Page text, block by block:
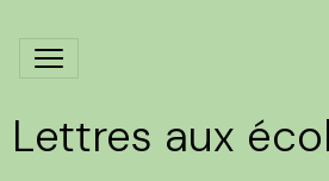
Lettres aux